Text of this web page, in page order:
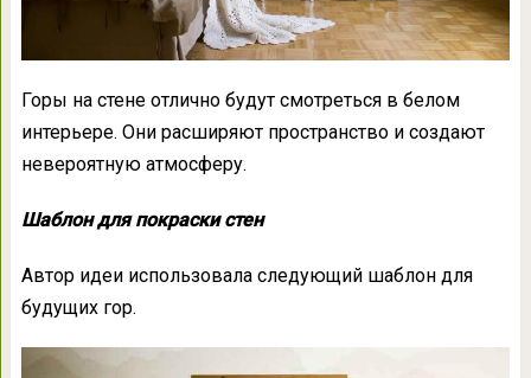
Горы на стене отлично будут смотреться в белом
интерьере. Они расширяют пространство и создают
невероятную атмосферу.
Шаблон для покраски стен
Автор идеи использовала следующий шаблон для
будущих гор.